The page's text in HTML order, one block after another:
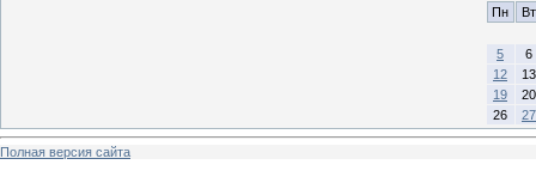
Пн
Вт
5
6
12
13
19
20
26
27
Полная версия сайта